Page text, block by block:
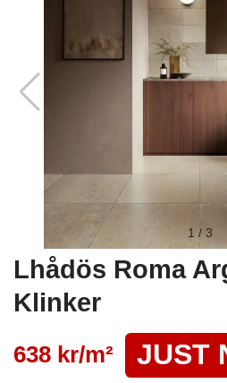
1 / 3
Lhådös Roma
Klinker
638 kr/m² JUST